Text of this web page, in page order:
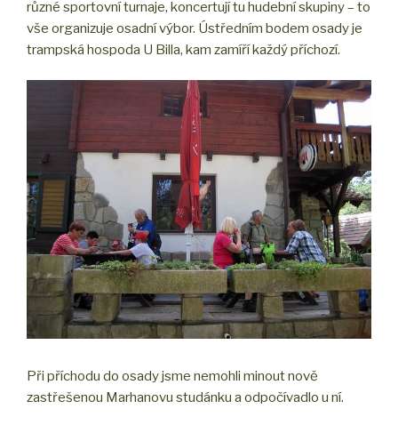
různé sportovní turnaje, koncertují tu hudební skupiny – to
vše organizuje osadní výbor. Ústředním bodem osady je
trampská hospoda U Billa, kam zamíří každý příchozí.
Při příchodu do osady jsme nemohli minout nově
zastřešenou Marhanovu studánku a odpočívadlo u ní.